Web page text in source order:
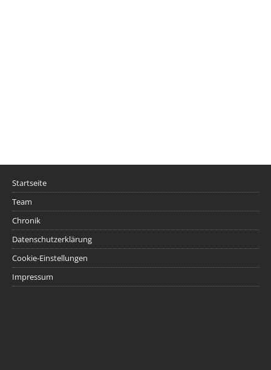
Startseite
Team
Chronik
Datenschutzerklärung
Cookie-Einstellungen
Impressum